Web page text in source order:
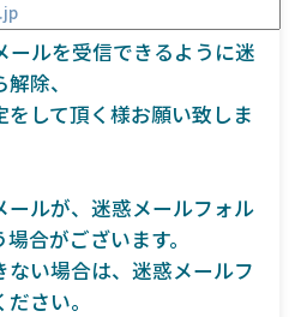
ルを受信できるように迷
除、
をして頂く様お願い致しま
ールが、迷惑メールフォル
合がございます。
ない場合は、迷惑メールフ
さい。